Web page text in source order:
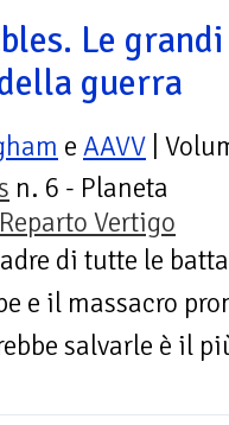
Le grandi
guerra
e AAVV |
n. 6 - Planeta
Reparto Vertigo
di tutte le
e il massacro
salvarle è il